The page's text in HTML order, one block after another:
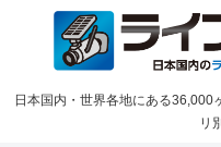
日本国内・世界各地にある36,000
リ